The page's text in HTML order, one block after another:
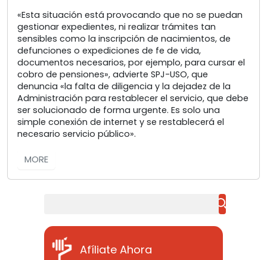
«Esta situación está provocando que no se puedan
gestionar expedientes, ni realizar trámites tan
sensibles como la inscripción de nacimientos, de
defunciones o expediciones de fe de vida,
documentos necesarios, por ejemplo, para cursar el
cobro de pensiones», advierte SPJ-USO, que
denuncia «la falta de diligencia y la dejadez de la
Administración para restablecer el servicio, que debe
ser solucionado de forma urgente. Es solo una
simple conexión de internet y se restablecerá el
necesario servicio público».
MORE
Afíliate Ahora